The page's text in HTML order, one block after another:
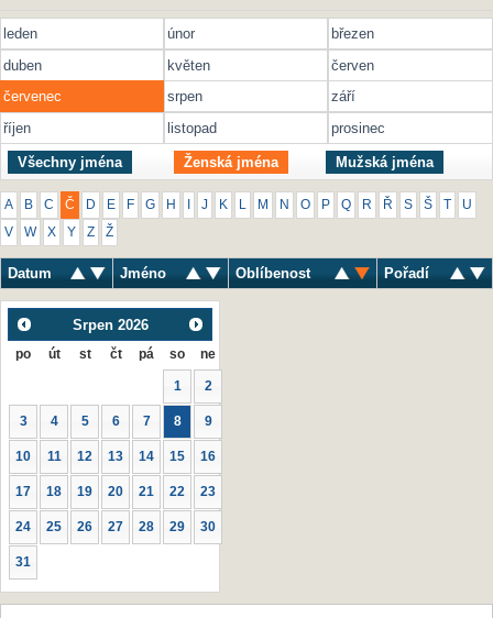
leden únor
březen
duben
květen
červen
červenec
srpen
září
říjen
listopad prosinec
Všechny jména Ženská jména Mužská jména
A B C Č D E F G H J K M N O P Q R Ř S Š U
V W X Y Z Ž
Datum Jméno Oblíbenost Pořadí
Srpen 2026
po út st čt pá so ne
1 2
3 4 5 6 7 8 9
10 11 12 13 14 15 16
17 18 19 20 21 22 23
24 25 26 27 28 29 30
31